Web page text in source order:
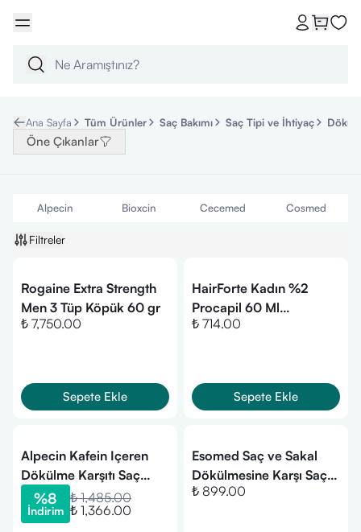
Ana Sayfa Tüm Ürünler Saç Bakımı Saç Tipi ve İhtiyaç
Öne Çıkanlar
Alpecin Bioxcin Cecemed Cosmed
Filtreler
Rogaine Extra Strength
Men 3 Tüp Köpük 60 gr
₺ 7,750.00
Sepete Ekle
HairForte Kadın %2
Procapil 60 Ml
Dökülmelere Saç Spreyi
₺ 714.00
Sepete Ekle
Alpecin Kafein Içeren
Dökülme Karşıtı Saç
Losyonu 200ml
%8
İndirim
₺ 1,485.00
₺ 1,366.00
Esomed Saç ve Sakal
Dökülmesine Karşı Saç
ve Sakal Kıl Uzatıcı
₺ 899.00